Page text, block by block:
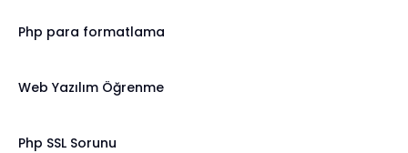
Php para formatlama
Web Yazılım Öğrenme
Php SSL Sorunu